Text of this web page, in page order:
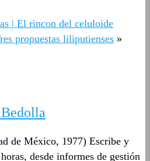
| El rincon del celuloide
propuestas liliputienses »
de México, 1977) Escribe y
desde informes de gestión